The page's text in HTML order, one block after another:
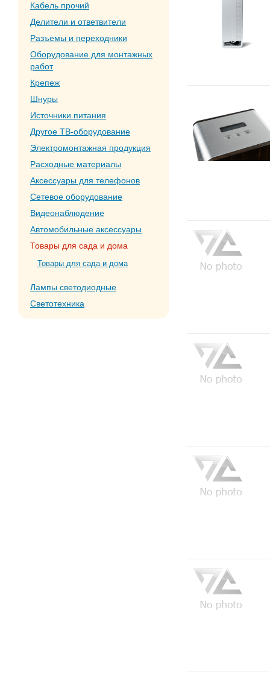
Кабель прочий
Делители и ответвители
Разъемы и переходники
Оборудование для монтажных
работ
Крепеж
Шнуры
Источники питания
Другое ТВ-оборудование
Электромонтажная продукция
Расходные материалы
Аксессуары для телефонов
Сетевое оборудование
Видеонаблюдение
Автомобильные аксессуары
Товары для сада и дома
Товары для сада и дома
Лампы светодиодные
Светотехника